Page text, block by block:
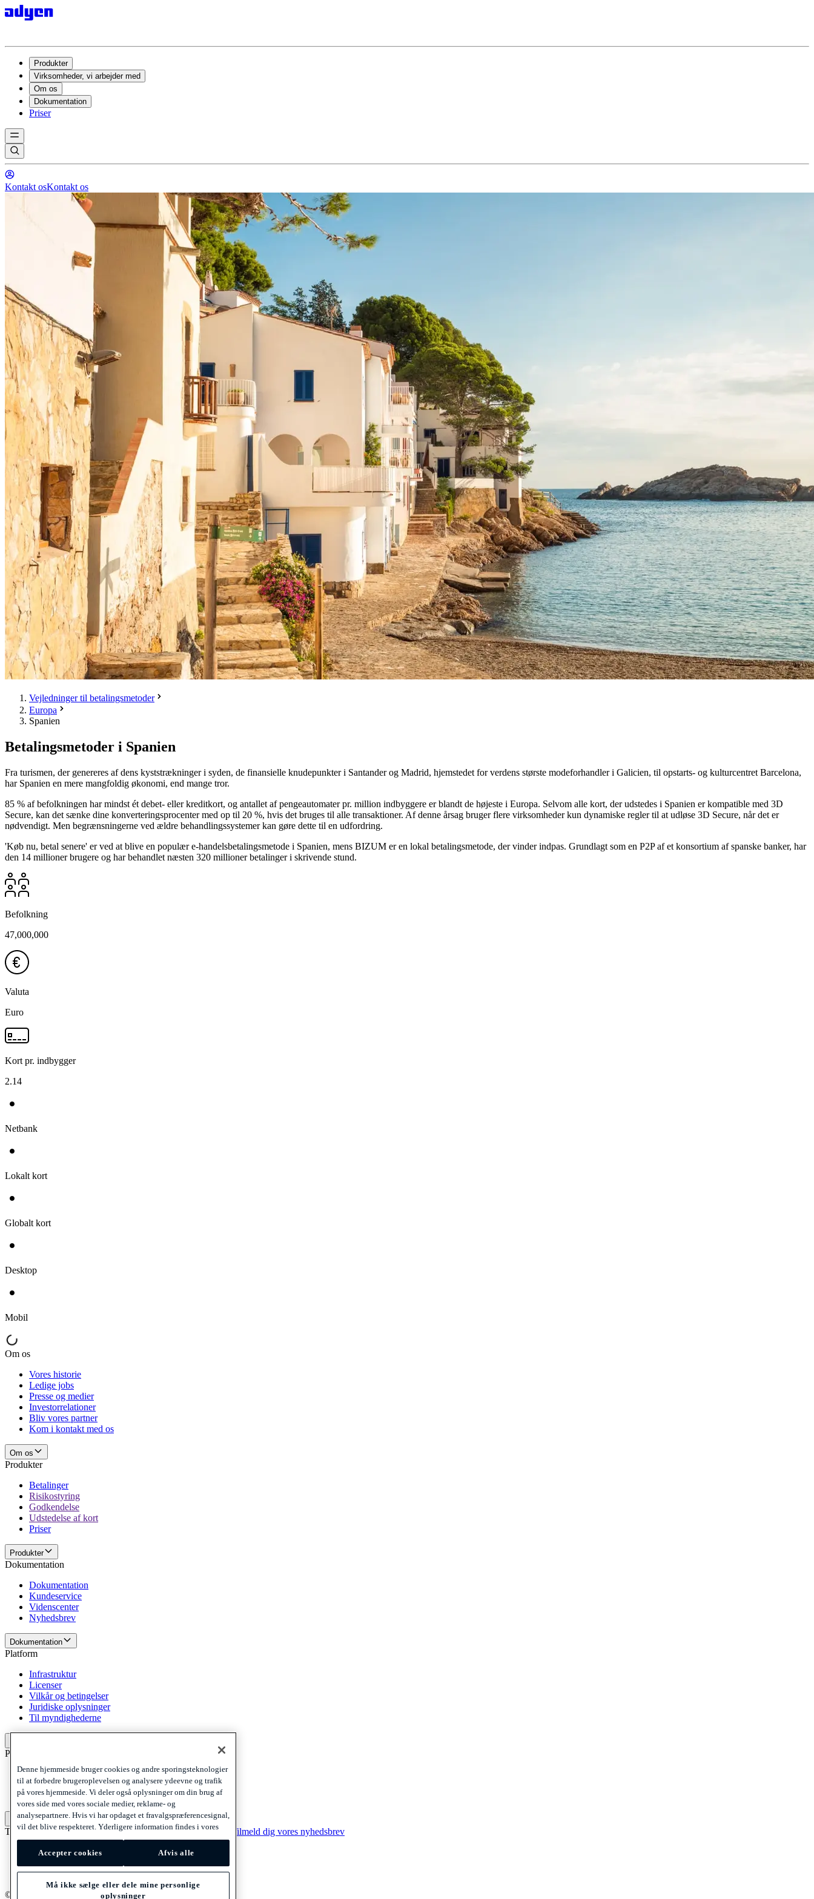
Produkter
Virksomheder, vi arbejder med
Om os
Dokumentation
Priser
Kontakt osKontakt os
Vejledninger til betalingsmetoder
Europa
Spanien
Betalingsmetoder i Spanien
Fra turismen, der genereres af dens kyststrækninger i syden, de finansielle knudepunkter i Santander og Madrid, hjemstedet for verdens største modeforhandler i Galicien, til opstarts- og kulturcentret Barcelona,
har Spanien en mere mangfoldig økonomi, end mange tror.
85 % af befolkningen har mindst ét debet- eller kreditkort, og antallet af pengeautomater pr. million indbyggere er blandt de højeste i Europa. Selvom alle kort, der udstedes i Spanien er kompatible med 3D
Secure, kan det sænke dine konverteringsprocenter med op til 20 %, hvis det bruges til alle transaktioner. Af denne årsag bruger flere virksomheder kun dynamiske regler til at udløse 3D Secure, når det er
nødvendigt. Men begrænsningerne ved ældre behandlingssystemer kan gøre dette til en udfordring.
'Køb nu, betal senere' er ved at blive en populær e-handelsbetalingsmetode i Spanien, mens BIZUM er en lokal betalingsmetode, der vinder indpas. Grundlagt som en P2P af et konsortium af spanske banker, har
den 14 millioner brugere og har behandlet næsten 320 millioner betalinger i skrivende stund.
Befolkning
47,000,000
Valuta
Euro
Kort pr. indbygger
2.14
Netbank
Lokalt kort
Globalt kort
Desktop
Mobil
Om os
Vores historie
Ledige jobs
Presse og medier
Investorrelationer
Bliv vores partner
Kom i kontakt med os
Om os
Produkter
Betalinger
Risikostyring
Godkendelse
Udstedelse af kort
Priser
Produkter
Dokumentation
Dokumentation
Kundeservice
Videnscenter
Nyhedsbrev
Dokumentation
Platform
Infrastruktur
Licenser
Vilkår og betingelser
Juridiske oplysninger
Til myndighederne
Politikker og ansvarsfraskrivelse
Privacy
Cookies
Disclaimer
Politikker og ansvarsfraskrivelse
Tilmeld dig vores nyhedsbrevTilmeld dig vores nyhedsbrev
Tilmeld dig vores nyhedsbrev
Privacy
Disclaimer
© 2026 Adyen
Denne hjemmeside bruger cookies og andre sporingsteknologier
til at forbedre brugeroplevelsen og analysere ydeevne og trafik
på vores hjemmeside. Vi deler også oplysninger om din brug af
vores side med vores sociale medier, reklame- og
analysepartnere. Hvis vi har opdaget et fravalgspræferencesignal,
vil det blive respekteret. Yderligere information findes i vores
Accepter cookies Afvis alle
Må ikke sælge eller dele mine personlige
oplysninger